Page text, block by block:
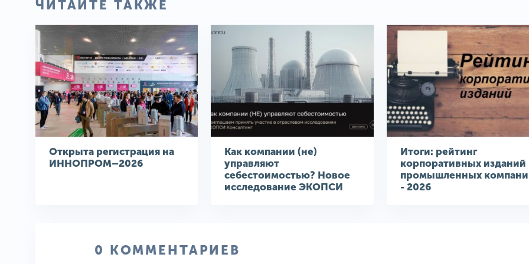
ЧИТАЙТЕ ТАКЖЕ
Открыта регистрация на
ИННОПРОМ–2026
Как компании (не)
управляют
себестоимостью? Новое
исследование ЭКОПСИ
Итоги: рейтинг
корпоративных изданий
промышленных
- 2026
0 КОММЕНТАРИЕВ